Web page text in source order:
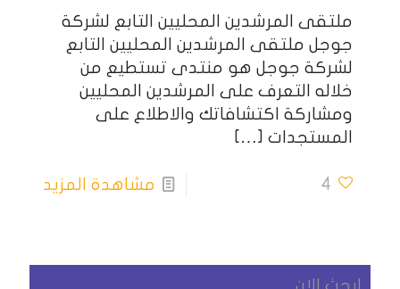
ملتقى المرشدين المحليين التابع لشركة
جوجل ملتقى المرشدين المحليين التابع
لشركة جوجل هو منتدى تستطيع من
خلاله التعرف على المرشدين المحليين
ومشاركة اكتشافاتك والاطلاع على
المستجدات […]
4 مشاهدة المزيد